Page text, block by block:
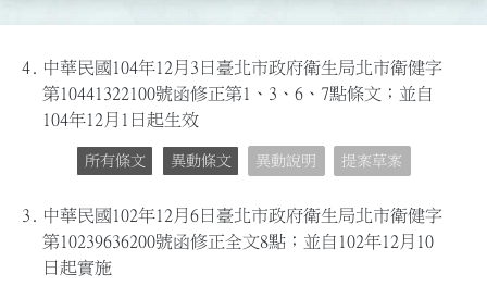
4.
中華民國104年12月3日臺北市政府衛生局北市衛健字
第10441322100號函修正第1、3、6、7點條文；並自
104年12月1日起生效
所有條文 異動條文 異動說明 提案草案
3. 中華民國102年12月6日臺北市政府衛生局北市衛健字
第10239636200號函修正全文8點；並自102年12月10
日起實施